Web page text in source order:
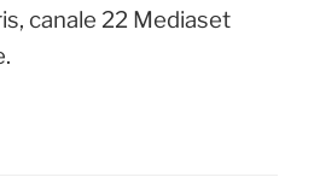
canale 22 Mediaset